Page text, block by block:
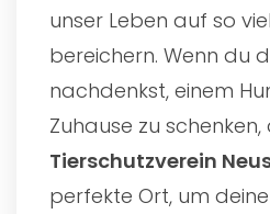
unser Leben auf so
bereichern. Wenn du
nachdenkst, einem
Zuhause zu
Tierschutzverein
perfekte Ort, um